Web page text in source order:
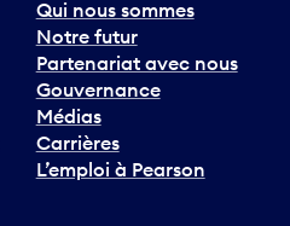
Qui nous sommes
Notre futur
Partenariat avec nous
Gouvernance
Médias
Carrières
L’emploi à Pearson